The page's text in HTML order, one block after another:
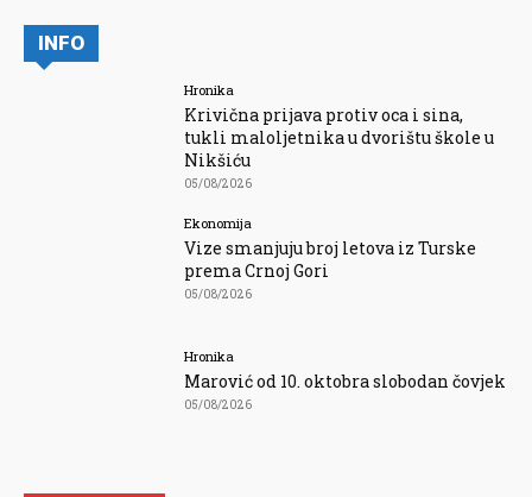
INFO
Hronika
Krivična prijava protiv oca i sina,
tukli maloljetnika u dvorištu škole u
Nikšiću
05/08/2026
Ekonomija
Vize smanjuju broj letova iz Turske
prema Crnoj Gori
05/08/2026
Hronika
Marović od 10. oktobra slobodan čovjek
05/08/2026